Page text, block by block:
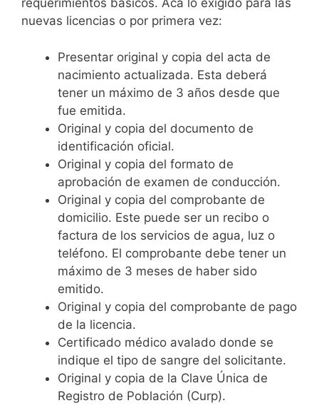
requerimientos básicos. Acá lo exigido para las
nuevas licencias o por primera vez:
Presentar original y copia del acta de
nacimiento actualizada. Esta deberá
tener un máximo de 3 años desde que
fue emitida.
Original y copia del documento de
identificación oficial.
Original y copia del formato de
aprobación de examen de conducción.
Original y copia del comprobante de
domicilio. Este puede ser un recibo o
factura de los servicios de agua, luz o
teléfono. El comprobante debe tener un
máximo de 3 meses de haber sido
emitido.
Original y copia del comprobante de pago
de la licencia.
Certificado médico avalado donde se
indique el tipo de sangre del solicitante.
Original y copia de la Clave Única de
Registro de Población (Curp).